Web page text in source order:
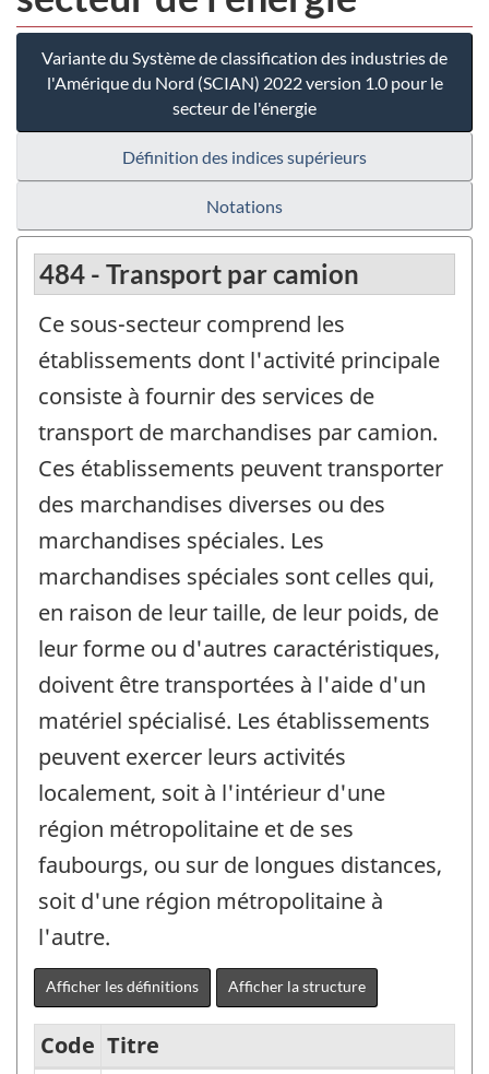
Variante du Système de classification des industries de
l'Amérique du Nord (SCIAN) 2022 version 1.0 pour le
secteur de l'énergie
Définition des indices supérieurs
Notations
484 - Transport par camion
Ce sous-secteur comprend les
établissements dont l'activité principale
consiste à fournir des services de
transport de marchandises par camion.
Ces établissements peuvent transporter
des marchandises diverses ou des
marchandises spéciales. Les
marchandises spéciales sont celles qui,
en raison de leur taille, de leur poids, de
leur forme ou d'autres caractéristiques,
doivent être transportées à l'aide d'un
matériel spécialisé. Les établissements
peuvent exercer leurs activités
localement, soit à l'intérieur d'une
région métropolitaine et de ses
faubourgs, ou sur de longues distances,
soit d'une région métropolitaine à
l'autre.
Afficher les définitions Afficher la structure
Code Titre